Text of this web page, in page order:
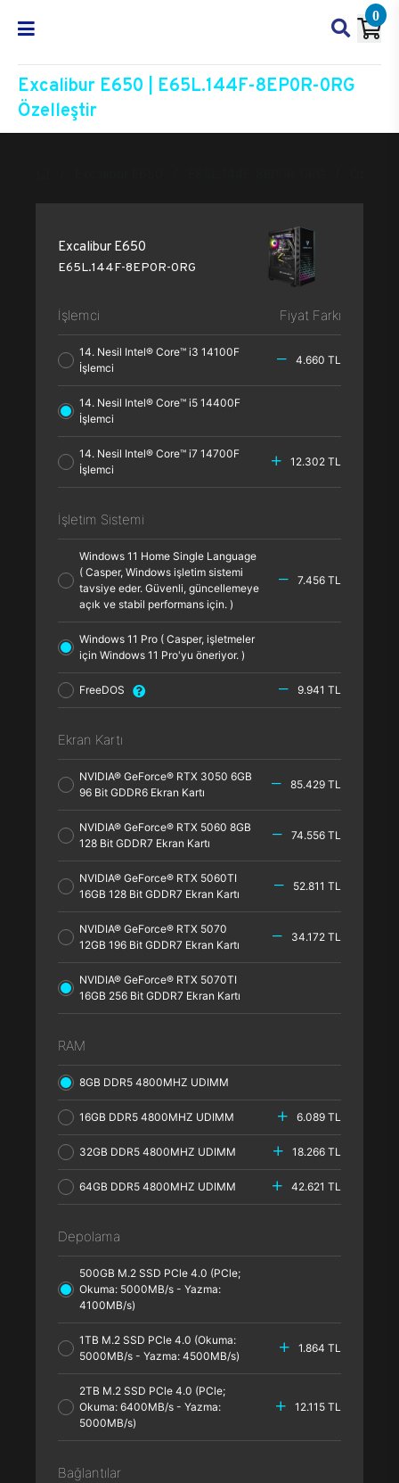
0
Excalibur E650 | E65L.144F-8EP0R-0RG
Özelleştir
Excalibur E650
E65L.144F-8EP0R-0RG
İşlemci Fiyat Farkı
14. Nesil Intel® Core™ i3 14100F
İşlemci
4.660 TL
14. Nesil Intel® Core™ i5 14400F
İşlemci
14. Nesil Intel® Core™ i7 14700F
İşlemci
12.302 TL
İşletim Sistemi
Windows 11 Home Single Language
( Casper, Windows işletim sistemi
tavsiye eder. Güvenli, güncellemeye
açık ve stabil performans için. )
7.456 TL
Windows 11 Pro ( Casper, işletmeler
için Windows 11 Pro'yu öneriyor. )
FreeDOS 9.941 TL
Ekran Kartı
NVIDIA® GeForce® RTX 3050 6GB
96 Bit GDDR6 Ekran Kartı
85.429 TL
NVIDIA® GeForce® RTX 5060 8GB
128 Bit GDDR7 Ekran Kartı
74.556 TL
NVIDIA® GeForce® RTX 5060TI
16GB 128 Bit GDDR7 Ekran Kartı
52.811 TL
NVIDIA® GeForce® RTX 5070
12GB 196 Bit GDDR7 Ekran Kartı
34.172 TL
NVIDIA® GeForce® RTX 5070TI
16GB 256 Bit GDDR7 Ekran Kartı
RAM
8GB DDR5 4800MHZ UDIMM
16GB DDR5 4800MHZ UDIMM 6.089 TL
32GB DDR5 4800MHZ UDIMM 18.266 TL
64GB DDR5 4800MHZ UDIMM 42.621 TL
Depolama
500GB M.2 SSD PCle 4.0 (PCle;
Okuma: 5000MB/s - Yazma:
4100MB/s)
1TB M.2 SSD PCle 4.0 (Okuma:
5000MB/s - Yazma: 4500MB/s)
1.864 TL
2TB M.2 SSD PCle 4.0 (PCle;
Okuma: 6400MB/s - Yazma:
5000MB/s)
12.115 TL
Bağlantılar